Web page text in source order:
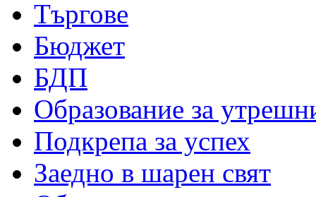
Търгове
Бюджет
БДП
Образование за
Подкрепа за успех
Заедно в шарен свят